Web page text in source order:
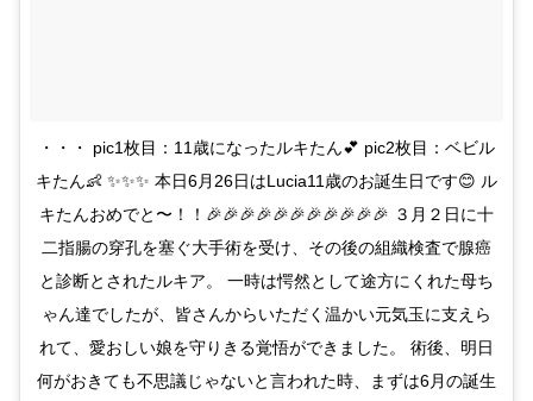
・・・ pic1枚目：11歳になったルキたん💕 pic2枚目：ベビル
キたん👶 ✨✨✨ 本日6月26日はLucia11歳のお誕生日です😊 ル
キたんおめでと〜！！🎉🎉🎉🎉🎉🎉🎉🎉🎉🎉🎉 ３月２日に十
二指腸の穿孔を塞ぐ大手術を受け、その後の組織検査で腺癌
と診断とされたルキア。 一時は愕然として途方にくれた母ち
ゃん達でしたが、皆さんからいただく温かい元気玉に支えら
れて、愛おしい娘を守りきる覚悟ができました。 術後、明日
何がおきても不思議じゃないと言われた時、まずは6月の誕生